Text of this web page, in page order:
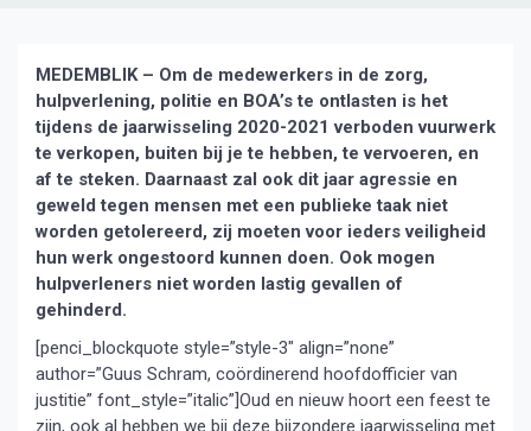
MEDEMBLIK – Om de medewerkers in de zorg,
hulpverlening, politie en BOA’s te ontlasten is het
tijdens de jaarwisseling 2020-2021 verboden vuurwerk
te verkopen, buiten bij je te hebben, te vervoeren, en
af te steken. Daarnaast zal ook dit jaar agressie en
geweld tegen mensen met een publieke taak niet
worden getolereerd, zij moeten voor ieders veiligheid
hun werk ongestoord kunnen doen. Ook mogen
hulpverleners niet worden lastig gevallen of
gehinderd.
[penci_blockquote style=”style-3″ align=”none”
author=”Guus Schram, coördinerend hoofdofficier van
justitie” font_style=”italic”]Oud en nieuw hoort een feest te
zijn, ook al hebben we bij deze bijzondere jaarwisseling met